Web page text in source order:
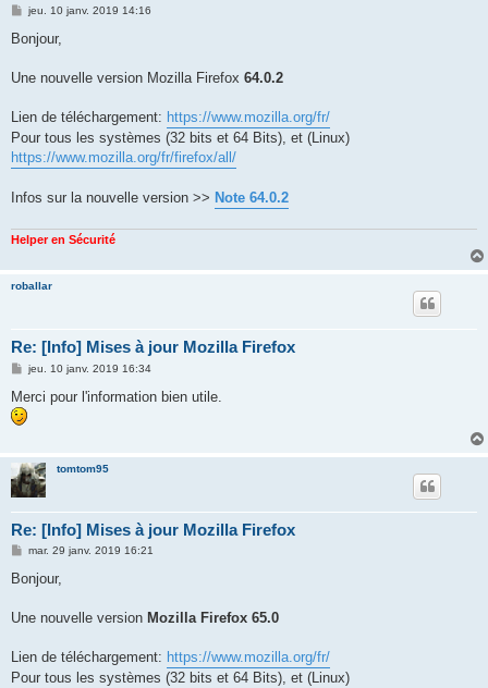
M
s
g
jeu. 10 janv. 2019 14:16
Bonjour,
Une nouvelle version Mozilla Firefox 64.0.2
Lien de téléchargement: https://www.mozilla.org/fr/
Pour tous les systèmes (32 bits et 64 Bits), et (Linux)
https://www.mozilla.org/fr/firefox/all/
Infos sur la nouvelle version >> Note 64.0.2
Helper en Sécurité
roballar
Re: [Info] Mises à jour Mozilla Firefox
M
s
s
a
jeu. 10 janv. 2019 16:34
Merci pour l'information bien utile.
tomtom95
Re: [Info] Mises à jour Mozilla Firefox
M
s
g
mar. 29 janv. 2019 16:21
Bonjour,
Une nouvelle version Mozilla Firefox 65.0
Lien de téléchargement: https://www.mozilla.org/fr/
Pour tous les systèmes (32 bits et 64 Bits), et (Linux)